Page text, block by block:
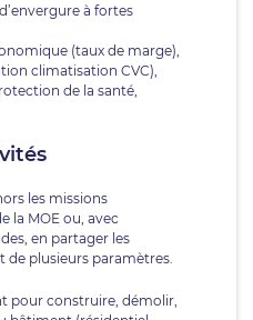
à fortes
(taux de marge),
climatisation CVC),
de la santé,
les missions
la MOE ou, avec
en partager les
de plusieurs paramètres.
pour construire, démolir,